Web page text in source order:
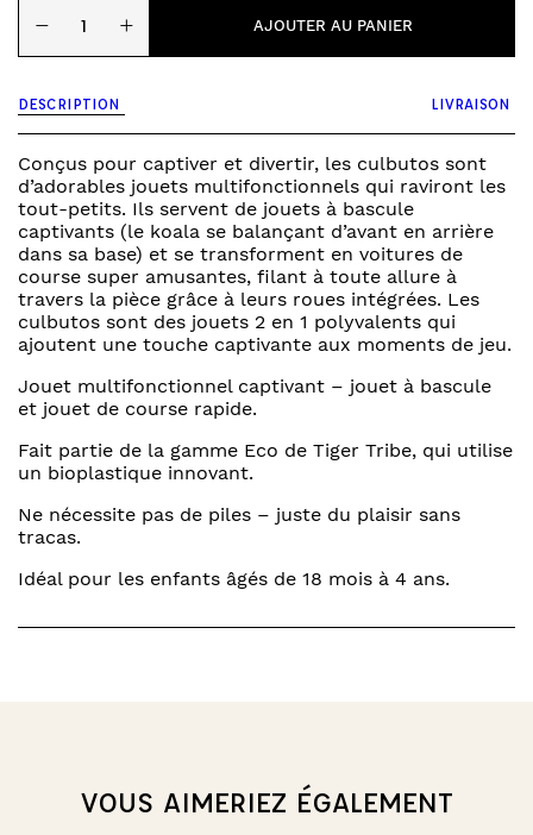
de
à
friction
-
koala
− + AJOUTER AU PANIER
DESCRIPTION LIVRAISON
Conçus pour captiver et divertir, les culbutos sont
d’adorables jouets multifonctionnels qui raviront les
tout-petits. Ils servent de jouets à bascule
captivants (le koala se balançant d’avant en arrière
dans sa base) et se transforment en voitures de
course super amusantes, filant à toute allure à
travers la pièce grâce à leurs roues intégrées. Les
culbutos sont des jouets 2 en 1 polyvalents qui
ajoutent une touche captivante aux moments de jeu.
Jouet multifonctionnel captivant – jouet à bascule
et jouet de course rapide.
Fait partie de la gamme Eco de Tiger Tribe, qui utilise
un bioplastique innovant.
Ne nécessite pas de piles – juste du plaisir sans
tracas.
Idéal pour les enfants âgés de 18 mois à 4 ans.
VOUS AIMERIEZ ÉGALEMENT